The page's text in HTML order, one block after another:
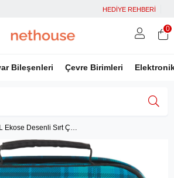
HEDİYE REHBERİ
Bileşenleri Çevre Birimleri
Facebook İle Bağlan
Google İle Bağlan
0
HP Campus XL Ekose Desenli Sırt Çantas